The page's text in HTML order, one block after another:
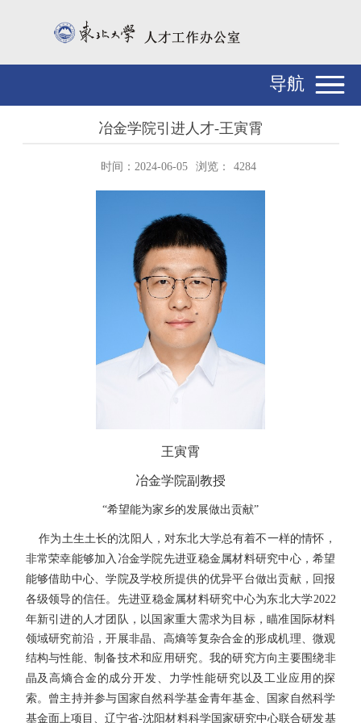
导航
冶金学院引进人才-王寅霄
时间：2024-06-05 浏览： 4284
王寅霄
冶金学院副教授
“希望能为家乡的发展做出贡献”
作为土生土长的沈阳人，对东北大学总有着不一样的情怀，
非常荣幸能够加入冶金学院先进亚稳金属材料研究中心，希望
能够借助中心、学院及学校所提供的优异平台做出贡献，回报
各级领导的信任。先进亚稳金属材料研究中心为东北大学2022
年新引进的人才团队，以国家重大需求为目标，瞄准国际材料
领域研究前沿，开展非晶、高熵等复杂合金的形成机理、微观
结构与性能、制备技术和应用研究。 我的研究方向主要围绕非
晶及高熵合金的成分开发、力学性能研究以及工业应用的探
索。曾主持并参与国家自然科学基金青年基金、国家自然科学
基金面上项目、辽宁省-沈阳材料科学国家研究中心联合研发基